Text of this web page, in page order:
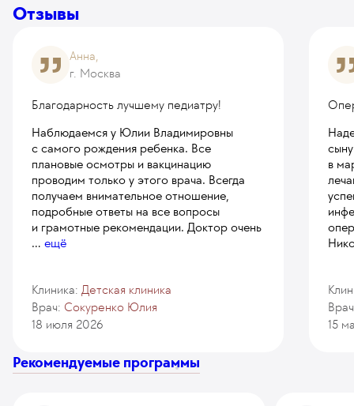
Отзывы
Анна,
г. Москва
Благодарность лучшему педиатру!
Наблюдаемся у Юлии Владимировны
с самого рождения ребенка. Все
плановые осмотры и вакцинацию
проводим только у этого врача. Всегда
получаем внимательное отношение,
подробные ответы на все вопросы
и грамотные рекомендации. Доктор очень
... ещё
Клиника: Детская клиника
Врач: Сокуренко Юлия
18 июля 2026
в
15
Рекомендуемые программы